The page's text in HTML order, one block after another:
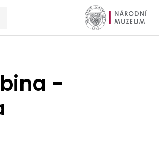
-